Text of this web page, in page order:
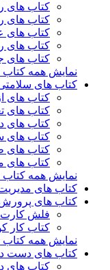
کتاب های
کتاب های
کتاب های
کتاب های
کتاب های
نمایش همه
کتاب های
کتاب های
کتاب های
کتاب های
کتاب های
کتاب
کتاب های
نمایش همه
کتاب های
کتاب های
فلش
کتاب کار
نمایش همه
کتاب های دست
کتاب های